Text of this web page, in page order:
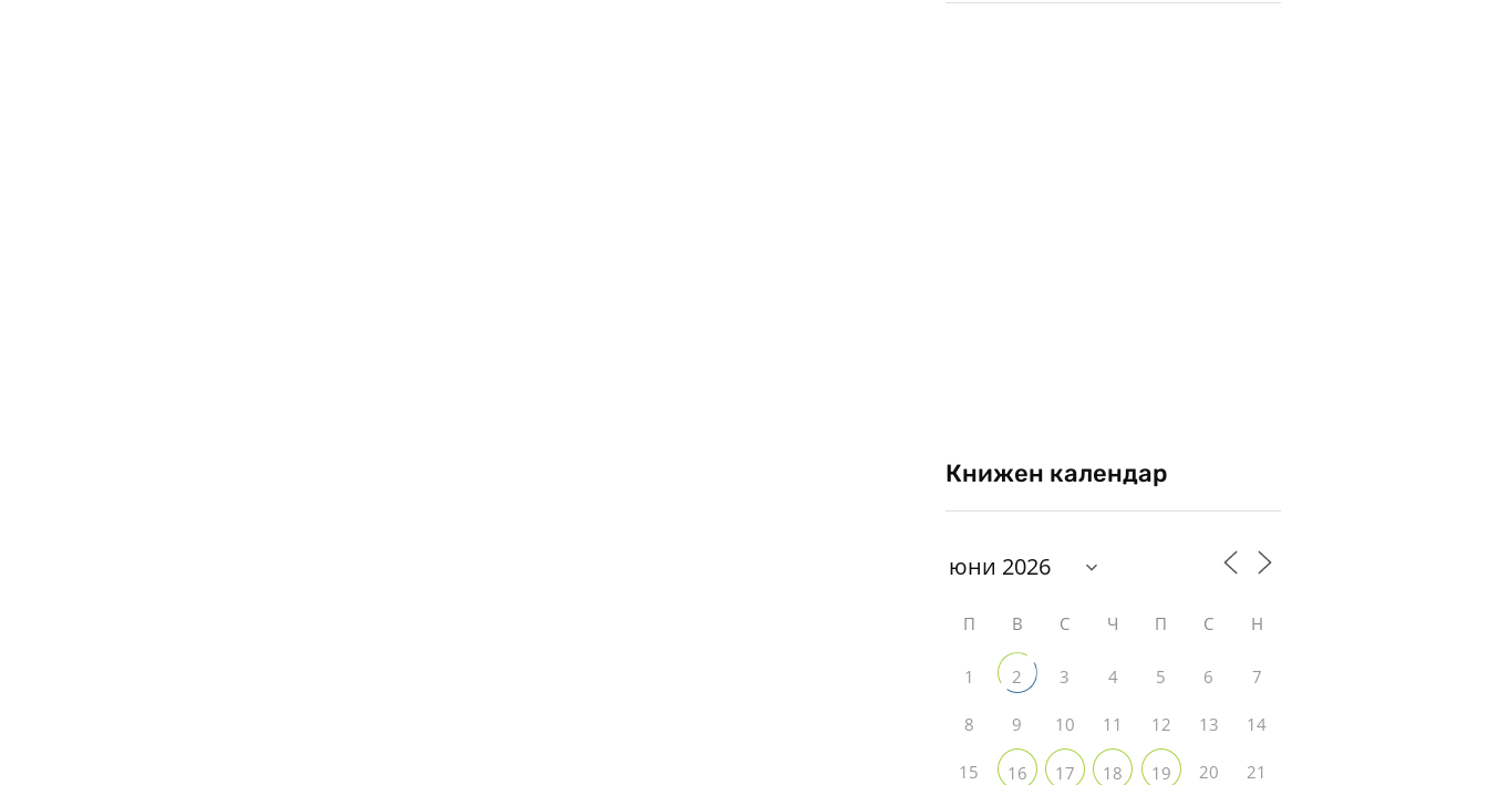
Книжен календар
П В С Ч П С Н
1 2 3 4 5 6 7
8 9 10 11 12 13 14
15 16 17 18 19 20 21